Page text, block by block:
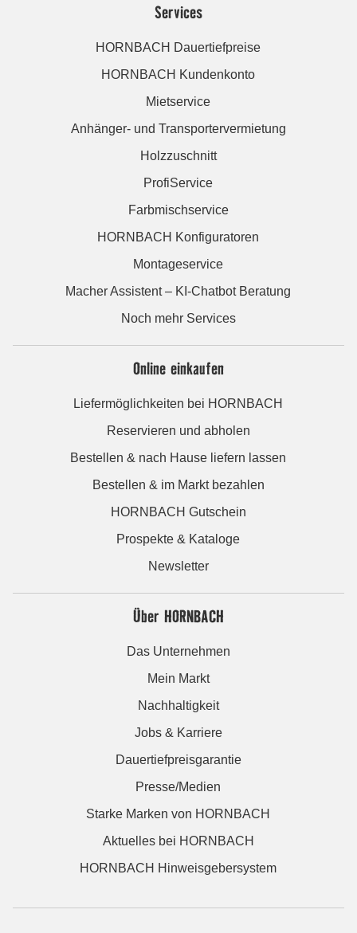
Services
HORNBACH Dauertiefpreise
HORNBACH Kundenkonto
Mietservice
Anhänger- und Transportervermietung
Holzzuschnitt
ProfiService
Farbmischservice
HORNBACH Konfiguratoren
Montageservice
Macher Assistent – KI-Chatbot Beratung
Noch mehr Services
Online einkaufen
Liefermöglichkeiten bei HORNBACH
Reservieren und abholen
Bestellen & nach Hause liefern lassen
Bestellen & im Markt bezahlen
HORNBACH Gutschein
Prospekte & Kataloge
Newsletter
Über HORNBACH
Das Unternehmen
Mein Markt
Nachhaltigkeit
Jobs & Karriere
Dauertiefpreisgarantie
Presse/Medien
Starke Marken von HORNBACH
Aktuelles bei HORNBACH
HORNBACH Hinweisgebersystem